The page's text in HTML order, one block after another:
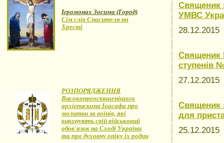
Ієромонах Зосима (Город)
Сім слів Спасителя на
Хресті
РОЗПОРЯДЖЕННЯ
Високопреосвященішого
архієпископа Іоасафа про
молитви за воїнів, які
виконують свій військовий
обов'язок на Сході України
та про духовну опіку їх родин
Священик
УМВС
28.12.2015
Священик
ступенів
27.12.2015
Священик
для
25.12.2015